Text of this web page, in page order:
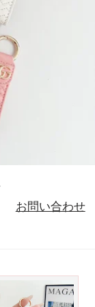
お問い合わせ